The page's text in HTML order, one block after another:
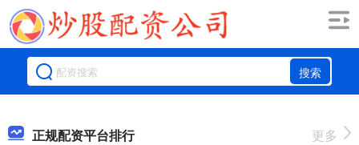
搜索
正规配资平台排行 更多